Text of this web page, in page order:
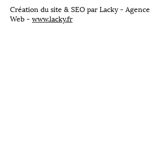
Création du site & SEO par Lacky - Agence
Web - www.lacky.fr